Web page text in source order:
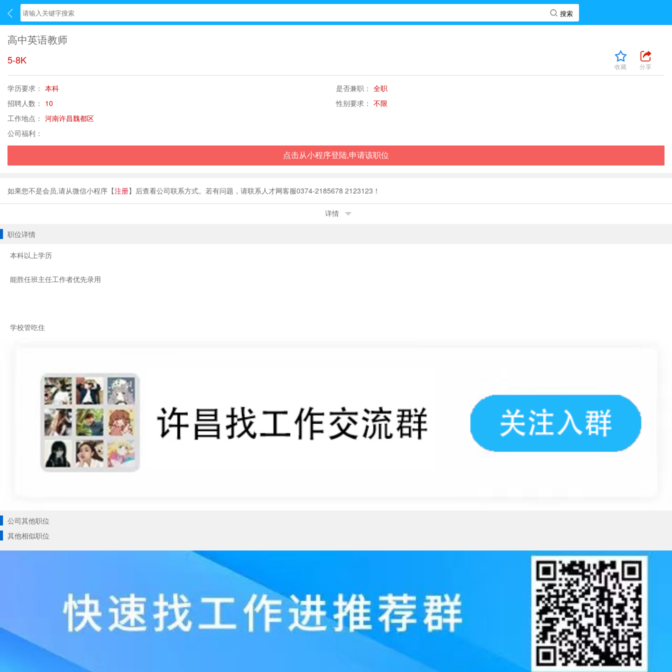
高中英语教师
5-8K
收藏 分享
学历要求： 本科 是否兼职： 全职
招聘人数： 10 性别要求： 不限
工作地点： 河南许昌魏都区
公司福利：
点击从小程序登陆,申请该职位
如果您不是会员,请从微信小程序【注册 】后查看公司联系方式。若有问题，请联系人才网客服0374-2185678 2123123！
详情
职位详情
本科以上学历
能胜任班主任工作者优先录用
学校管吃住
公司其他职位
其他相似职位